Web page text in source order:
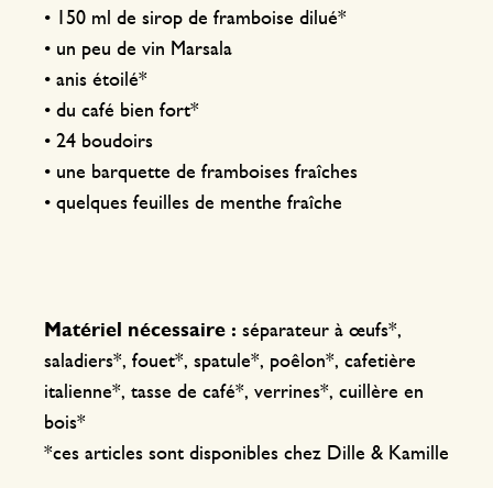
• 150 ml de sirop de framboise dilué*
• un peu de vin Marsala
• anis étoilé*
• du café bien fort*
• 24 boudoirs
• une barquette de framboises fraîches
• quelques feuilles de menthe fraîche
Matériel nécessaire : séparateur à œufs*,
saladiers*, fouet*, spatule*, poêlon*, cafetière
italienne*, tasse de café*, verrines*, cuillère en
bois*
*ces articles sont disponibles chez Dille & Kamille